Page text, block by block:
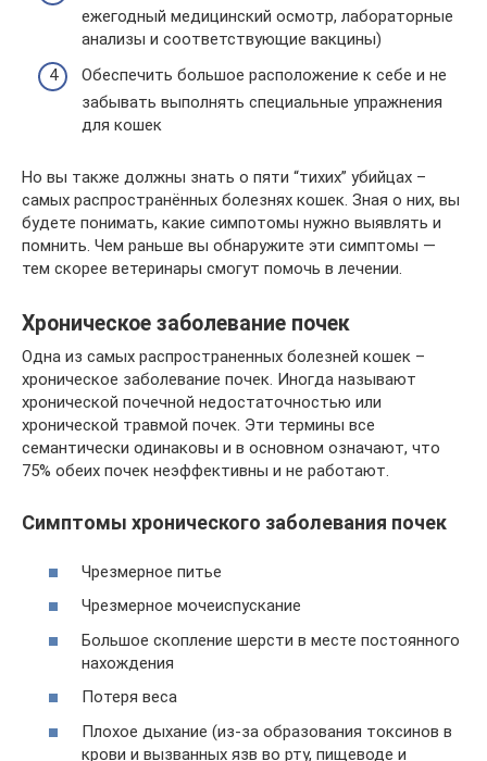
ежегодный медицинский осмотр, лабораторные
анализы и соответствующие вакцины)
Обеспечить большое расположение к себе и не
забывать выполнять специальные упражнения
для кошек
Но вы также должны знать о пяти “тихих” убийцах –
самых распространённых болезнях кошек. Зная о них, вы
будете понимать, какие симпотомы нужно выявлять и
помнить. Чем раньше вы обнаружите эти симптомы —
тем скорее ветеринары смогут помочь в лечении.
Хроническое заболевание почек
Одна из самых распространенных болезней кошек –
хроническое заболевание почек. Иногда называют
хронической почечной недостаточностью или
хронической травмой почек. Эти термины все
семантически одинаковы и в основном означают, что
75% обеих почек неэффективны и не работают.
Симптомы хронического заболевания почек
Чрезмерное питье
Чрезмерное мочеиспускание
Большое скопление шерсти в месте постоянного
нахождения
Потеря веса
Плохое дыхание (из-за образования токсинов в
крови и вызванных язв во рту, пищеводе и